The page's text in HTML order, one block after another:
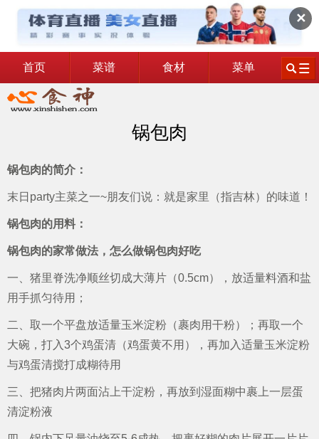
✕
首页 菜谱 食材 菜单
锅包肉
锅包肉的简介：
末日party主菜之一~朋友们说：就是家里（指吉林）的味道！
锅包肉的用料：
锅包肉的家常做法，怎么做锅包肉好吃
一、猪里脊洗净顺丝切成大薄片（0.5cm），放适量料酒和盐
用手抓匀待用；
二、取一个平盘放适量玉米淀粉（裹肉用干粉）；再取一个
大碗，打入3个鸡蛋清（鸡蛋黄不用），再加入适量玉米淀粉
与鸡蛋清搅打成糊待用
三、把猪肉片两面沾上干淀粉，再放到湿面糊中裹上一层蛋
清淀粉液